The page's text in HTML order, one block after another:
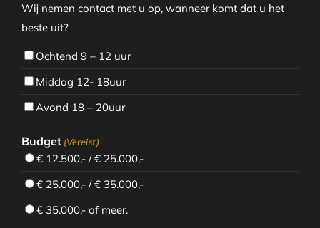
Wij nemen contact met u op, wanneer komt dat u het
beste uit?
Ochtend 9 – 12 uur
Middag 12- 18uur
Avond 18 – 20uur
Budget (Vereist)
€ 12.500,- / € 25.000,-
€ 25.000,- / € 35.000,-
€ 35.000,- of meer.